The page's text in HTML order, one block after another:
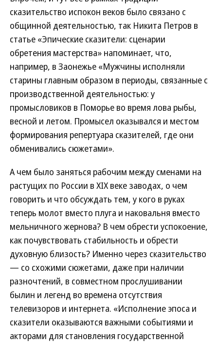
сказительство испокон веков было связано с
общинной деятельностью, так Никита Петров в
статье «Эпические сказители: сценарии
обретения мастерства» напоминает, что,
например, в Заонежье «Мужчины исполняли
старины главным образом в периоды, связанные с
производственной деятельностью: у
промысловиков в Поморье во время лова рыбы,
весной и летом. Промысел оказывался и местом
формирования репертуара сказителей, где они
обменивались сюжетами».
А чем было заняться рабочим между сменами на
растущих по России в XIX веке заводах, о чем
говорить и что обсуждать тем, у кого в руках
теперь молот вместо плуга и наковальня вместо
мельничного жернова? В чем обрести успокоение,
как почувствовать стабильность и обрести
духовную близость? Именно через сказительство
— со схожими сюжетами, даже при наличии
разночтений, в совместном прослушивании
былин и легенд во времена отсутствия
телевизоров и интернета. «Исполнение эпоса и
сказители оказываются важными событиями и
акторами для становления государственной